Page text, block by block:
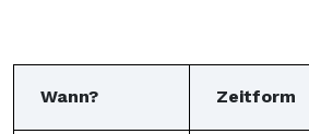
Wann? Zeitform